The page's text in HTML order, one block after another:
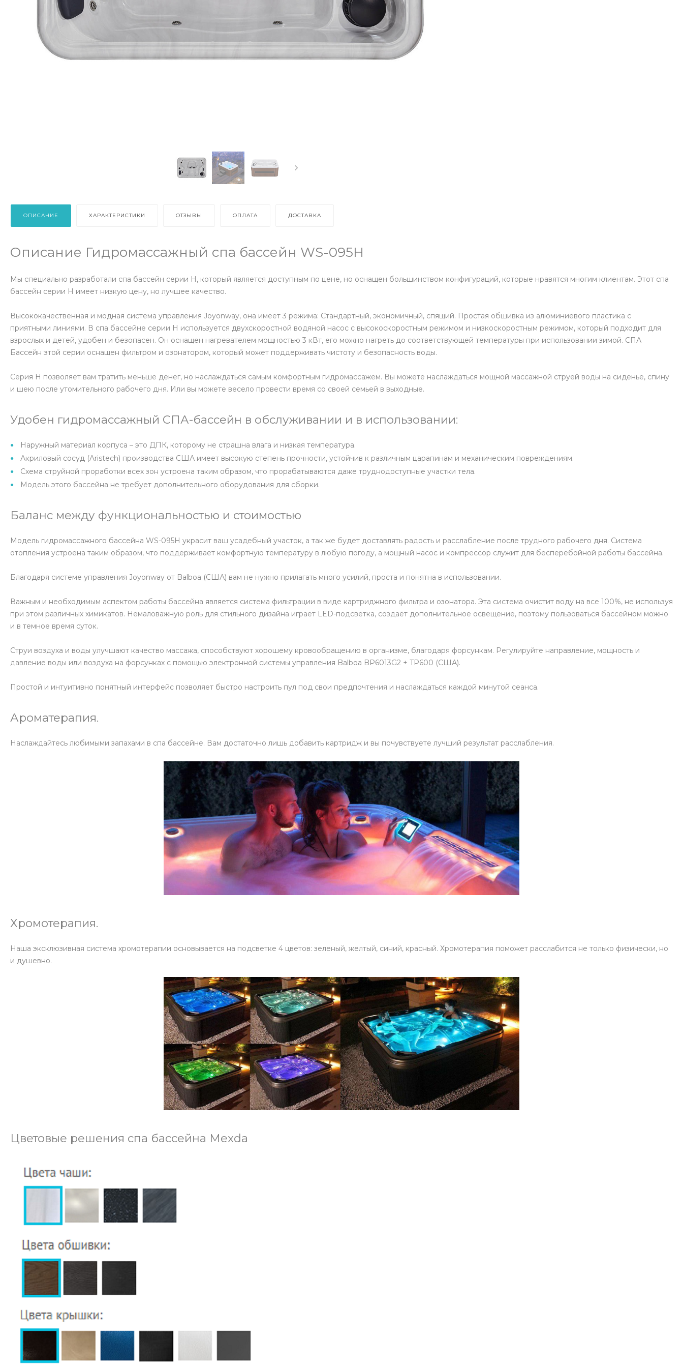
ОПИСАНИЕ ХАРАКТЕРИСТИКИ ОТЗЫВЫ ОПЛАТА ДОСТАВКА
Описание Гидромассажный спа бассейн WS-095H
Мы специально разработали спа бассейн серии H, который является доступным по цене, но оснащен большинством конфигураций, которые нравятся многим клиентам. Этот спа
бассейн серии H имеет низкую цену, но лучшее качество.
Высококачественная и модная система управления Joyonway, она имеет 3 режима: Стандартный, экономичный, спящий. Простая обшивка из алюминиевого пластика с
приятными линиями. В спа бассейне серии H используется двухскоростной водяной насос с высокоскоростным режимом и низкоскоростным режимом, который подходит для
взрослых и детей, удобен и безопасен. Он оснащен нагревателем мощностью 3 кВт, его можно нагреть до соответствующей температуры при использовании зимой. СПА
Бассейн этой серии оснащен фильтром и озонатором, который может поддерживать чистоту и безопасность воды.
Серия H позволяет вам тратить меньше денег, но наслаждаться самым комфортным гидромассажем. Вы можете наслаждаться мощной массажной струей воды на сиденье, спину
и шею после утомительного рабочего дня. Или вы можете весело провести время со своей семьей в выходные.
Удобен гидромассажный СПА-бассейн в обслуживании и в использовании:
Наружный материал корпуса – это ДПК, которому не страшна влага и низкая температура.
Акриловый сосуд (Aristech) производства США имеет высокую степень прочности, устойчив к различным царапинам и механическим повреждениям.
Схема струйной проработки всех зон устроена таким образом, что прорабатываются даже труднодоступные участки тела.
Модель этого бассейна не требует дополнительного оборудования для сборки.
Баланс между функциональностью и стоимостью
Модель гидромассажного бассейна WS-095H украсит ваш усадебный участок, а так же будет доставлять радость и расслабление после трудного рабочего дня. Система
отопления устроена таким образом, что поддерживает комфортную температуру в любую погоду, а мощный насос и компрессор служит для бесперебойной работы бассейна.
Благодаря системе управления Joyonway от Balboa (США) вам не нужно прилагать много усилий, проста и понятна в использовании.
Важным и необходимым аспектом работы бассейна является система фильтрации в виде картриджного фильтра и озонатора. Эта система очистит воду на все 100%, не используя
при этом различных химикатов. Немаловажную роль для стильного дизайна играет LED-подсветка, создаёт дополнительное освещение, поэтому пользоваться бассейном можно
и в темное время суток.
Струи воздуха и воды улучшают качество массажа, способствуют хорошему кровообращению в организме, благодаря форсункам. Регулируйте направление, мощность и
давление воды или воздуха на форсунках с помощью электронной системы управления Balboa BP6013G2 + TP600 (США).
Простой и интуитивно понятный интерфейс позволяет быстро настроить пул под свои предпочтения и наслаждаться каждой минутой сеанса.
Ароматерапия.
Наслаждайтесь любимыми запахами в спа бассейне. Вам достаточно лишь добавить картридж и вы почувствуете лучший результат расслабления.
Хромотерапия.
Наша эксклюзивная система хромотерапии основывается на подсветке 4 цветов: зеленый, желтый, синий, красный. Хромотерапия поможет расслабится не только физически, но
и душевно.
Цветовые решения спа бассейна Mexda